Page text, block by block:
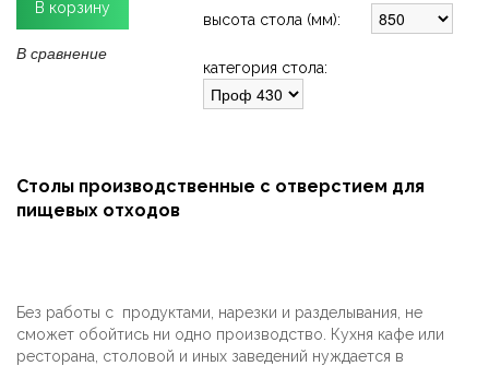
В сравнение
высота стола (мм):
категория стола:
Столы производственные с отверстием для
пищевых отходов
Без работы с продуктами, нарезки и разделывания, не
сможет обойтись ни одно производство. Кухня кафе или
ресторана, столовой и иных заведений нуждается в